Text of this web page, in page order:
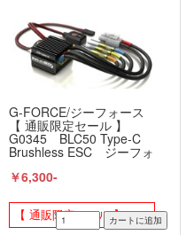
G-FORCE/ジーフォース
【 通販限定セール 】
G0345 BLC50 Type-C
Brushless ESC ジーフォ
￥6,300-
【 通販限定セール 】